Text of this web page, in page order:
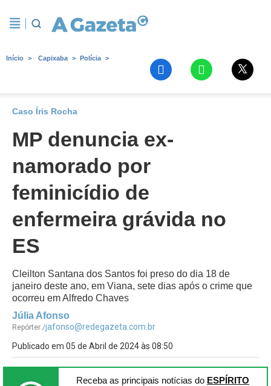
Início Capixaba Polícia
Caso Íris Rocha
MP denuncia ex-
namorado por
feminicídio de
enfermeira grávida no
ES
Cleilton Santana dos Santos foi preso do dia 18 de
janeiro deste ano, em Viana, sete dias após o crime que
ocorreu em Alfredo Chaves
Júlia Afonso
Repórter /jafonso@redegazeta.com.br
Publicado em 05 de Abril de 2024 às 08:50
Receba as principais notícias do ESPÍRITO